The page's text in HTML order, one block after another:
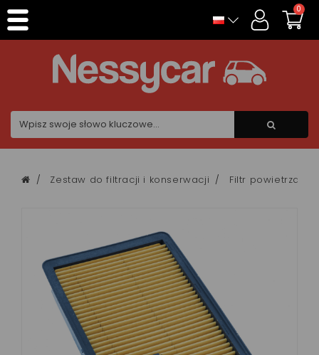
0
Zestaw do filtracji i konserwacji Filtr powietrza
Panel zarządzania plikami cookies